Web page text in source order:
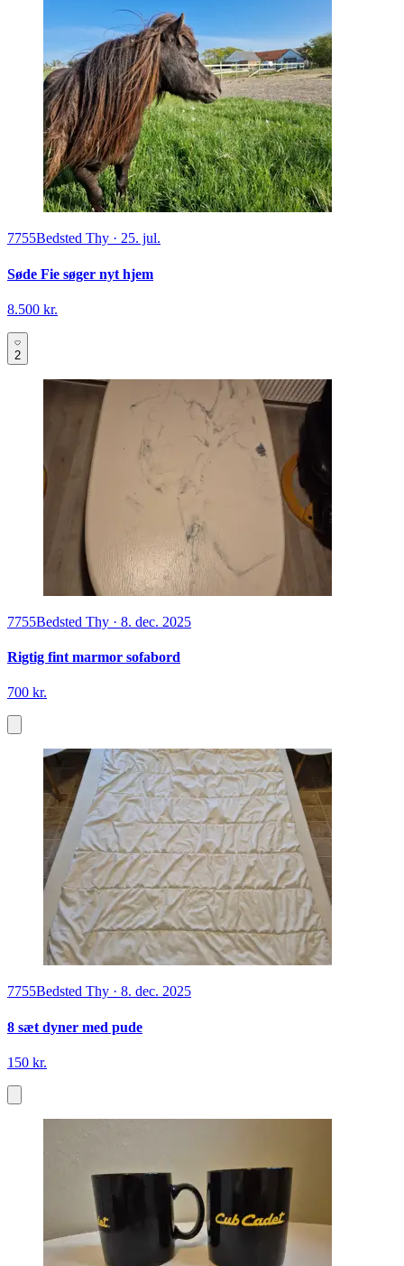
7755Bedsted Thy · 25. jul.
Søde Fie søger nyt hjem
8.500 kr.
2
7755Bedsted Thy · 8. dec. 2025
Rigtig fint marmor sofabord
700 kr.
7755Bedsted Thy · 8. dec. 2025
8 sæt dyner med pude
150 kr.